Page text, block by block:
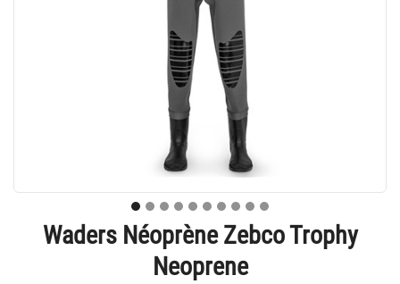
Waders Néoprène Zebco Trophy
Neoprene